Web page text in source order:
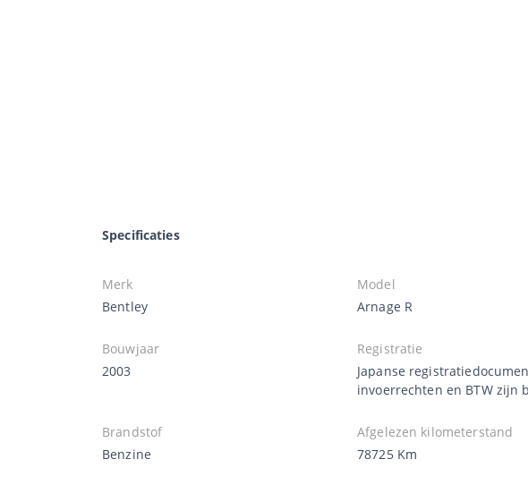
Specificaties
Merk
Bentley
Model
Arnage R
Bouwjaar
2003
Registratie
Japanse
invoerrechten en BTW zijn
Brandstof
Benzine
Afgelezen kilometerstand
78725 Km